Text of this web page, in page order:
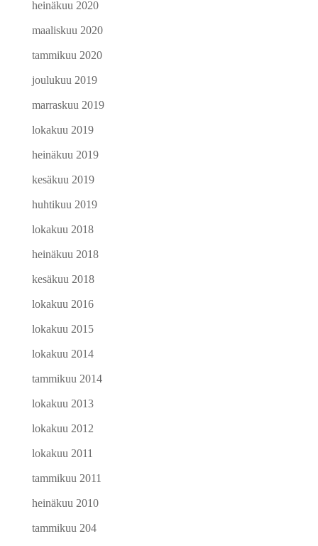
heinäkuu 2020
maaliskuu 2020
tammikuu 2020
joulukuu 2019
marraskuu 2019
lokakuu 2019
heinäkuu 2019
kesäkuu 2019
huhtikuu 2019
lokakuu 2018
heinäkuu 2018
kesäkuu 2018
lokakuu 2016
lokakuu 2015
lokakuu 2014
tammikuu 2014
lokakuu 2013
lokakuu 2012
lokakuu 2011
tammikuu 2011
heinäkuu 2010
tammikuu 204